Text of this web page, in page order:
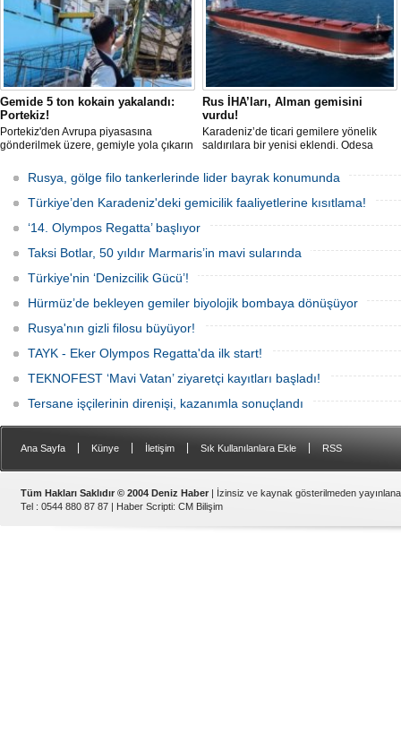
Gemide 5 ton kokain yakalandı:
Portekiz!
Portekiz'den Avrupa piyasasına
gönderilmek üzere, gemiyle yola çıkarın
hava ve deniz kuvvetlerinin
operasyonuyla durduruldu. Operasyon
kapsamında, gemideki iki yabancı
uyruklu kişi bir gemi mürettebatı
gözaltına alındı.
Rus İHA’ları, Alman gemisini
vurdu!
Karadeniz’de ticari gemilere yönelik
saldırılara bir yenisi eklendi. Odesa
aldığı Alman işletmesindeki Emil
gemisinde yangın çıktı; teknik sistemler
durunca mürettebat tahliye edildi.
Rusya, gölge filo tankerlerinde lider bayrak konumunda
Türkiye’den Karadeniz'deki gemicilik faaliyetlerine kısıtlama!
‘14. Olympos Regatta’ başlıyor
Taksi Botlar, 50 yıldır Marmaris’in mavi sularında
Türkiye'nin ‘Denizcilik Gücü’!
Hürmüz’de bekleyen gemiler biyolojik bombaya dönüşüyor
Rusya'nın gizli filosu büyüyor!
TAYK - Eker Olympos Regatta'da ilk start!
TEKNOFEST ‘Mavi Vatan’ ziyaretçi kayıtları başladı!
Tersane işçilerinin direnişi, kazanımla sonuçlandı
Ana Sayfa Künye İletişim Sık Kullanılanlara Ekle RSS
Tüm Hakları Saklıdır © 2004 Deniz Haber | İzinsiz ve kaynak gösterilmeden
Tel : 0544 880 87 87 | Haber Scripti: CM Bilişim